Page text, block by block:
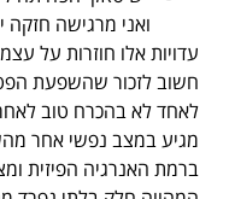
ואני מרגישה חזקה
עדויות אלו חוזרות על
חשוב לזכור שהשפעת
לאחד לא בהכרח טוב
מגיע במצב נפשי אחר
ברמת האנרגיה הפיזית